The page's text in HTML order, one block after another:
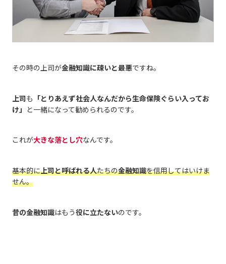
その時の上司が金融知識に疎いと最悪ですね。
上司も 「とりあえず社会人なんだから生命保険ぐらい入ってお
け」 と一緒になって勧められるのです。
これが大きな落とし穴なんです。
基本的に上司と呼ばれる人たちの金融知識を信用してはいけま
せん。
昔の金融知識はもう役に立たないのです。